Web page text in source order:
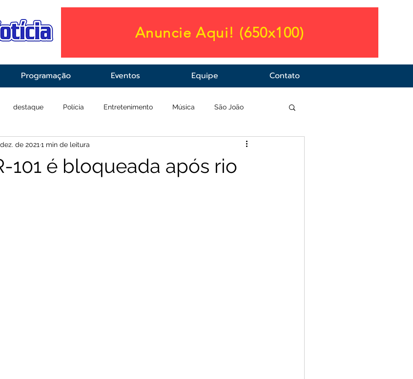
Anuncie Aqui! (650x100)
Programação Eventos Equipe Contato
destaque Polícia Entretenimento Música São João
Saúde
101 é bloqueada após rio
de 2021 1 min de leitura